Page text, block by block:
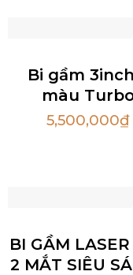
Bi gầm
màu
5,500,000₫
BI GẦM LASER
2 MẮT SIÊU